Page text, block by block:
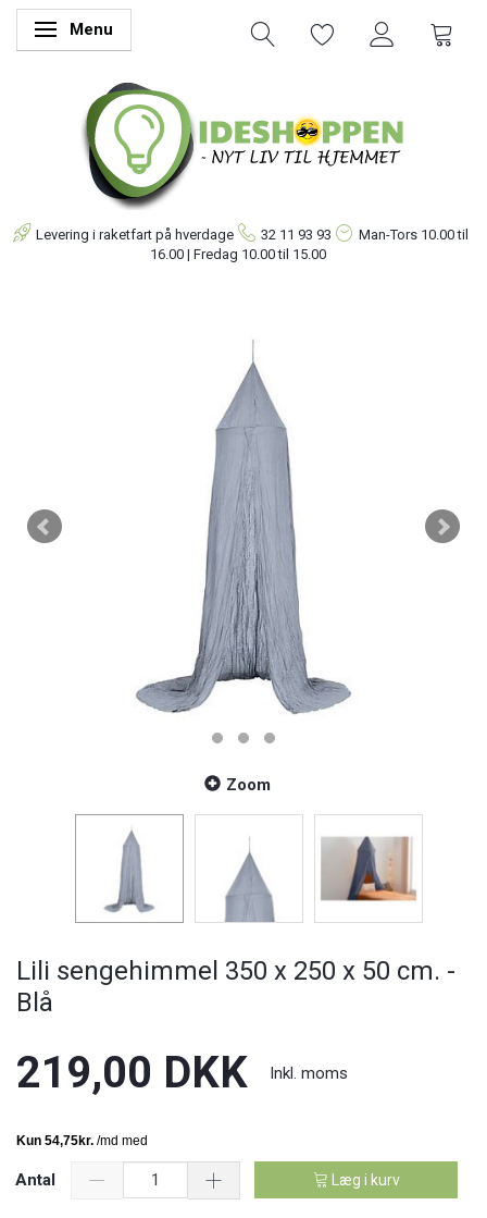
Skifte navigation
Menu
Levering i raketfart på hverdage 32 11 93 93 Man-Tors 10.00 til
16.00 | Fredag 10.00 til 15.00
Zoom
Lili sengehimmel 350 x 250 x 50 cm. -
Blå
219,00 DKK Inkl. moms
Antal Læg i kurv